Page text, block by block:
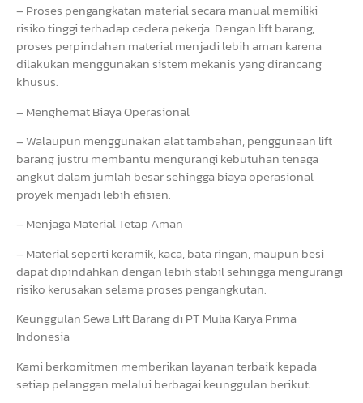
– Proses pengangkatan material secara manual memiliki
risiko tinggi terhadap cedera pekerja. Dengan lift barang,
proses perpindahan material menjadi lebih aman karena
dilakukan menggunakan sistem mekanis yang dirancang
khusus.
– Menghemat Biaya Operasional
– Walaupun menggunakan alat tambahan, penggunaan lift
barang justru membantu mengurangi kebutuhan tenaga
angkut dalam jumlah besar sehingga biaya operasional
proyek menjadi lebih efisien.
– Menjaga Material Tetap Aman
– Material seperti keramik, kaca, bata ringan, maupun besi
dapat dipindahkan dengan lebih stabil sehingga mengurangi
risiko kerusakan selama proses pengangkutan.
Keunggulan Sewa Lift Barang di PT Mulia Karya Prima
Indonesia
Kami berkomitmen memberikan layanan terbaik kepada
setiap pelanggan melalui berbagai keunggulan berikut: